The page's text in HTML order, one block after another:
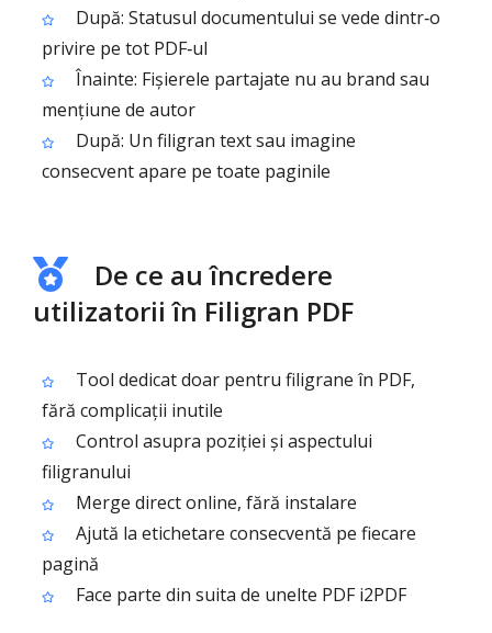
După: Statusul documentului se vede dintr‑o
privire pe tot PDF‑ul
Înainte: Fișierele partajate nu au brand sau
mențiune de autor
După: Un filigran text sau imagine
consecvent apare pe toate paginile
De ce au încredere
utilizatorii în Filigran PDF
Tool dedicat doar pentru filigrane în PDF,
fără complicații inutile
Control asupra poziției și aspectului
filigranului
Merge direct online, fără instalare
Ajută la etichetare consecventă pe fiecare
pagină
Face parte din suita de unelte PDF i2PDF